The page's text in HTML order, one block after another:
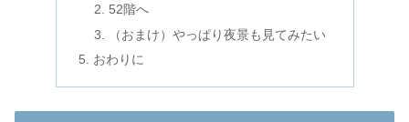
52階へ
（おまけ）やっぱり夜景も見てみたい
おわりに